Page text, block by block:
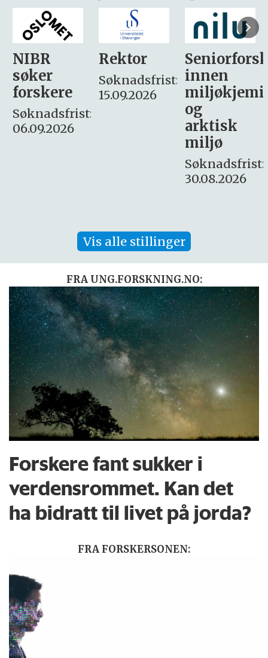
Rektor
Søknadsfrist:
15.09.2026
Seniorforsker
innen
miljøkjemi
søker
– fast
Søknadsfrist:
16. august.
Vis alle stillinger
FRA UNG.FORSKNING.NO:
Forskere fant sukker i
verdensrommet. Kan det
ha bidratt til livet på jorda?
FRA FORSKERSONEN: